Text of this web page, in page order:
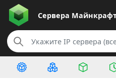
Сервера